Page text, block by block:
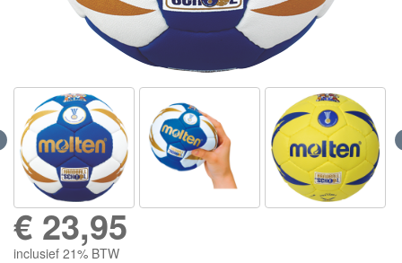
€ 23,95
inclusief 21% BTW